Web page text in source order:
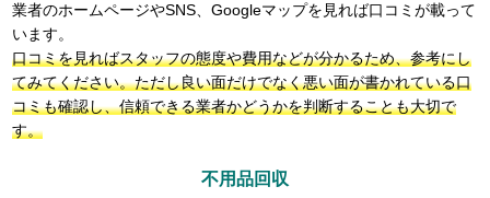
業者のホームページやSNS、Googleマップを見れば口コミが載って
います。
口コミを見ればスタッフの態度や費用などが分かるため、参考にし
てみてください。ただし良い面だけでなく悪い面が書かれている口
コミも確認し、信頼できる業者かどうかを判断することも大切で
す。
不用品回収